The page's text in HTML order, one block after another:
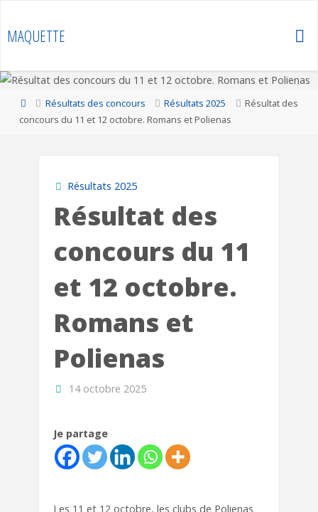
content
MAQUETTE
HomeRésultats des concours Résultats 2025
Résultat des
concours du 11 et 12 octobre. Romans et Polienas
Résultats 2025
Résultat des
concours du 11
et 12 octobre.
Romans et
Polienas
14 octobre 2025
Je partage
Les 11 et 12 octobre, les clubs de Polienas